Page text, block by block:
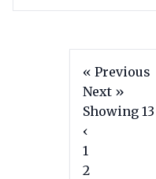
« Previous
Next »
Showing 13
‹
1
2